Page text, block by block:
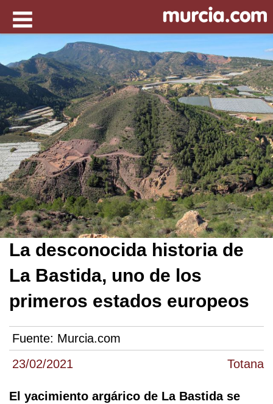
23/02/2021 Totana
La desconocida historia de
La Bastida, uno de los
primeros estados europeos
Fuente: Murcia.com
El yacimiento argárico de La Bastida se